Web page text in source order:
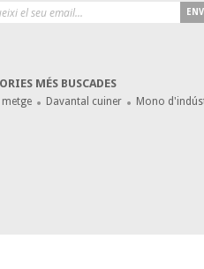
MÉS BUSCADES
metge Davantal cuiner Mono